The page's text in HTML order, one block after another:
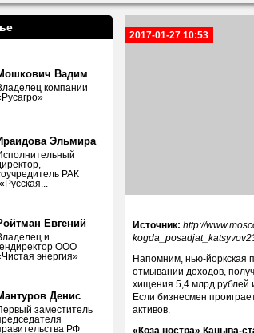
Вадим
компании
Эльмира
РАК
Евгений
и
ООО
энергия»
Денис
заместитель
РФ
2017-01-27 10:53
Источник: http://
Напомним, нью-йоркская
отмывании доходов,
хищения 5,4 млрд рублей
Если бизнесмен
активов.
«Коза ностра» Кацыва-